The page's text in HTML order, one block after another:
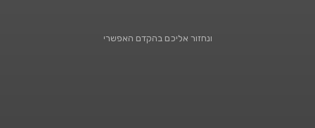
ונחזור אליכם בהקדם האפשרי